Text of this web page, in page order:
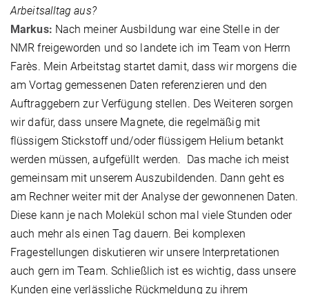
Arbeitsalltag aus?
Markus: Nach meiner Ausbildung war eine Stelle in der
NMR freigeworden und so landete ich im Team von Herrn
Farès. Mein Arbeitstag startet damit, dass wir morgens die
am Vortag gemessenen Daten referenzieren und den
Auftraggebern zur Verfügung stellen. Des Weiteren sorgen
wir dafür, dass unsere Magnete, die regelmäßig mit
flüssigem Stickstoff und/oder flüssigem Helium betankt
werden müssen, aufgefüllt werden. Das mache ich meist
gemeinsam mit unserem Auszubildenden. Dann geht es
am Rechner weiter mit der Analyse der gewonnenen Daten.
Diese kann je nach Molekül schon mal viele Stunden oder
auch mehr als einen Tag dauern. Bei komplexen
Fragestellungen diskutieren wir unsere Interpretationen
auch gern im Team. Schließlich ist es wichtig, dass unsere
Kunden eine verlässliche Rückmeldung zu ihrem